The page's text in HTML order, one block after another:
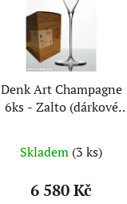
Denk Art Champagne
6ks - Zalto (dárkové
Skladem (3 ks)
6 580 Kč